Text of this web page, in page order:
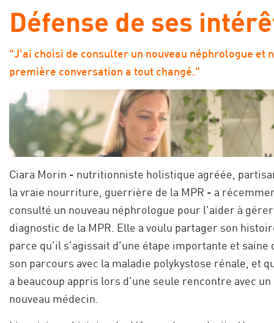
Défense de ses
"J'ai choisi de consulter un nouveau néphrologue et
première conversation a tout changé."
Ciara Morin - nutritionniste holistique agréée,
la vraie nourriture, guerrière de la MPR - a
consulté un nouveau néphrologue pour l'aider à
diagnostic de la MPR. Elle a voulu partager son
parce qu'il s'agissait d'une étape importante et saine
son parcours avec la maladie polykystose rénale, et
a beaucoup appris lors d'une seule rencontre avec un
nouveau médecin.